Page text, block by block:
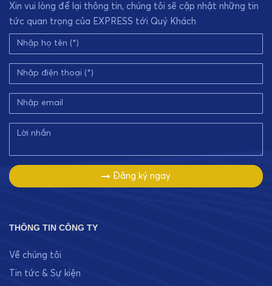
Xin vui lòng để lại thông tin, chúng tôi sẽ cập nhật những tin
tức quan trọng của EXPRESS tới Quý Khách
Đăng ký ngay
THÔNG TIN CÔNG TY
Về chúng tôi
Tin tức & Sự kiện